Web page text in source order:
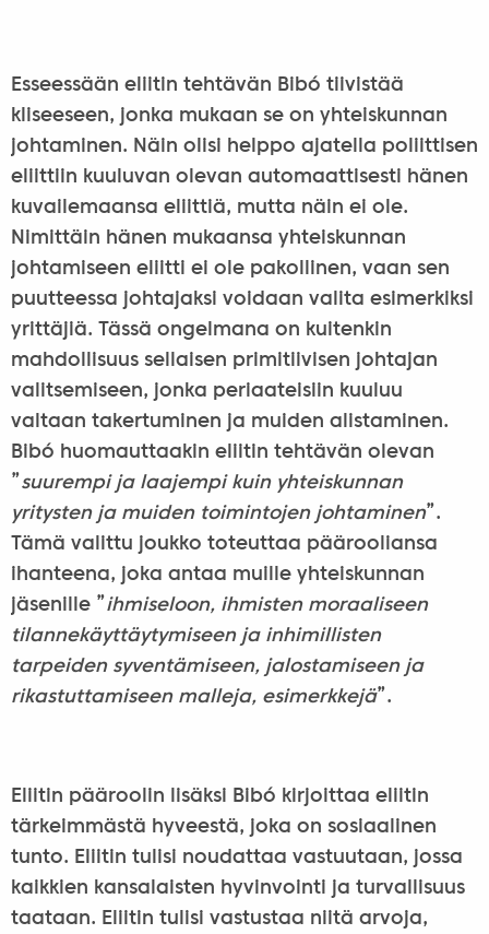
Esseessään eliitin tehtävän Bibó tiivistää
kliseeseen, jonka mukaan se on yhteiskunnan
johtaminen. Näin olisi helppo ajatella poliittisen
eliittiin kuuluvan olevan automaattisesti hänen
kuvailemaansa eliittiä, mutta näin ei ole.
Nimittäin hänen mukaansa yhteiskunnan
johtamiseen eliitti ei ole pakollinen, vaan sen
puutteessa johtajaksi voidaan valita esimerkiksi
yrittäjiä. Tässä ongelmana on kuitenkin
mahdollisuus sellaisen primitiivisen johtajan
valitsemiseen, jonka periaateisiin kuuluu
valtaan takertuminen ja muiden alistaminen.
Bibó huomauttaakin eliitin tehtävän olevan
”suurempi ja laajempi kuin yhteiskunnan
yritysten ja muiden toimintojen johtaminen”.
Tämä valittu joukko toteuttaa päärooliansa
ihanteena, joka antaa muille yhteiskunnan
jäsenille ”ihmiseloon, ihmisten moraaliseen
tilannekäyttäytymiseen ja inhimillisten
tarpeiden syventämiseen, jalostamiseen ja
rikastuttamiseen malleja, esimerkkejä”.
Eliitin pääroolin lisäksi Bibó kirjoittaa eliitin
tärkeimmästä hyveestä, joka on sosiaalinen
tunto. Eliitin tulisi noudattaa vastuutaan, jossa
kaikkien kansalaisten hyvinvointi ja turvallisuus
taataan. Eliitin tulisi vastustaa niitä arvoja,